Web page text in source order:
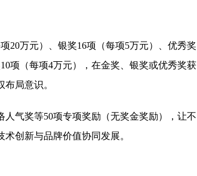
20万元）、银奖16项（每项5万元）、优秀奖
项（每项4万元），在金奖、银奖或优秀奖获
局意识。
气奖等50项专项奖励（无奖金奖励），让不
创新与品牌价值协同发展。